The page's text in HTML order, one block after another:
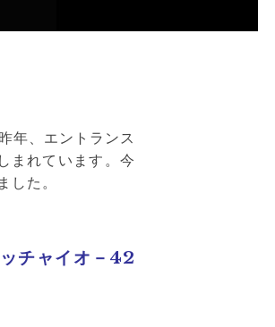
年、エントランス
まれています。今
た。
チャイオ－42